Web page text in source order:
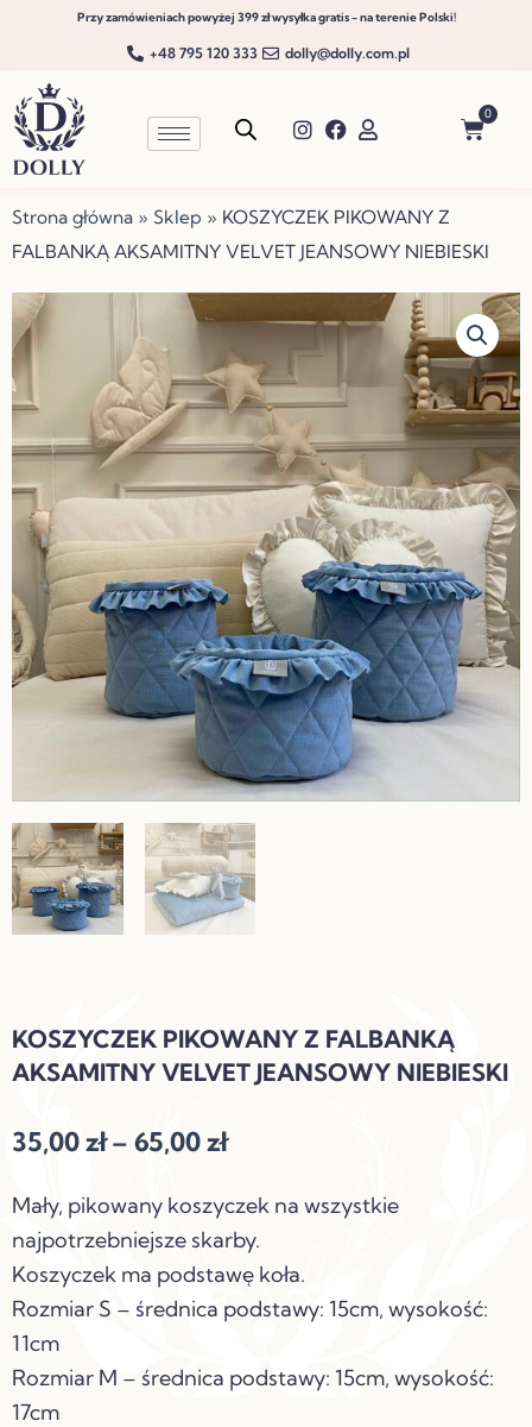
treści
Przy zamówieniach powyżej 399 zł wysyłka gratis - na terenie Polski!
+48 795 120 333 dolly@dolly.com.pl
0
Strona główna » Sklep » KOSZYCZEK PIKOWANY Z
FALBANKĄ AKSAMITNY VELVET JEANSOWY NIEBIESKI
KOSZYCZEK PIKOWANY Z FALBANKĄ
AKSAMITNY VELVET JEANSOWY NIEBIESKI
35,00zł – 65,00złZakres
od
35,00 zł
do
65,00 zł
Mały, pikowany koszyczek na wszystkie
najpotrzebniejsze skarby.
Koszyczek ma podstawę koła.
Rozmiar S – średnica podstawy: 15cm, wysokość:
11cm
Rozmiar M – średnica podstawy: 15cm, wysokość:
17cm